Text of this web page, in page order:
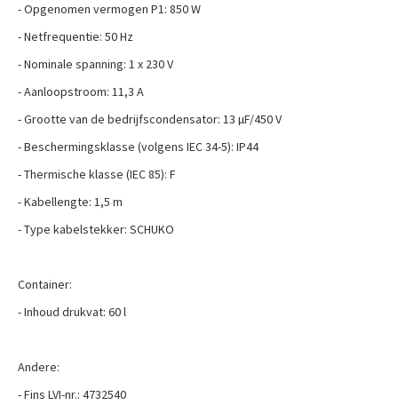
- Opgenomen vermogen P1: 850 W
- Netfrequentie: 50 Hz
- Nominale spanning: 1 x 230 V
- Aanloopstroom: 11,3 A
- Grootte van de bedrijfscondensator: 13 µF/450 V
- Beschermingsklasse (volgens IEC 34-5): IP44
- Thermische klasse (IEC 85): F
- Kabellengte: 1,5 m
- Type kabelstekker: SCHUKO
Container:
- Inhoud drukvat: 60 l
Andere:
- Fins LVI-nr.: 4732540